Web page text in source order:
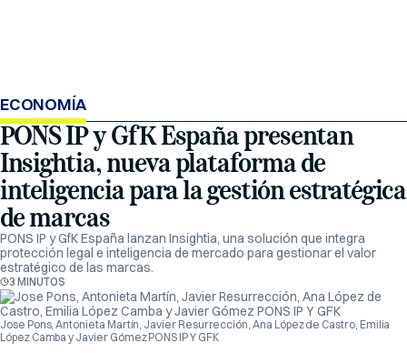
ECONOMÍA
PONS IP y GfK España presentan
Insightia, nueva plataforma de
inteligencia para la gestión estratégica
de marcas
PONS IP y GfK España lanzan Insightia, una solución que integra
protección legal e inteligencia de mercado para gestionar el valor
estratégico de las marcas.
3 MINUTOS
Jose Pons, Antonieta Martín, Javier Resurrección, Ana López de Castro, Emilia
López Camba y Javier Gómez PONS IP Y GFK